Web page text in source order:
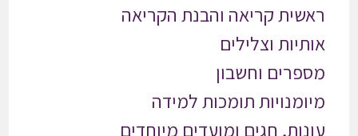
ראשית קריאה והבנת הקריאה
אותיות וצלילים
מספרים וחשבון
מיומנויות תומכות למידה
עונות, חגים ומועדים מיוחדים